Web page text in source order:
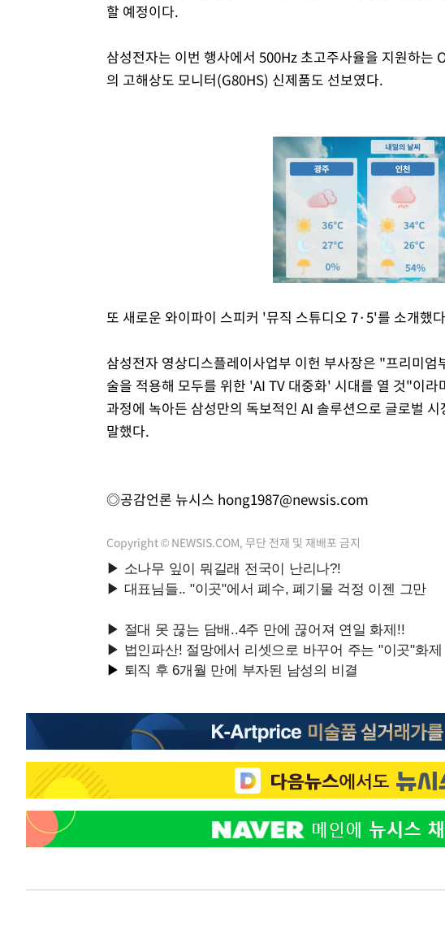
할 예정이다.
삼성전자는 이번 행사에서 500Hz 초고주사율을 지원하는
의 고해상도 모니터(G80HS) 신제품도 선보였다.
또 새로운 와이파이 스피커 '뮤직 스튜디오 7·5'를 소개했
삼성전자 영상디스플레이사업부 이헌 부사장은 "프리미
술을 적용해 모두를 위한 'AI TV 대중화' 시대를 열 것"이
과정에 녹아든 삼성만의 독보적인 AI 솔루션으로 글로벌
말했다.
◎공감언론 뉴시스 hong1987@newsis.com
Copyright © NEWSIS.COM, 무단 전재 및 재배포 금지